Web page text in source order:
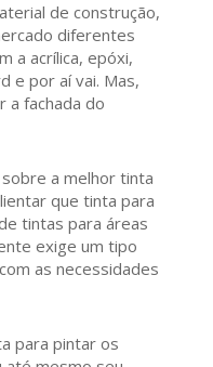
de construção,
diferentes
a acrílica, epóxi,
e por aí vai. Mas,
a fachada do
a melhor tinta
que tinta para
tintas para áreas
exige um tipo
as necessidades
para pintar os